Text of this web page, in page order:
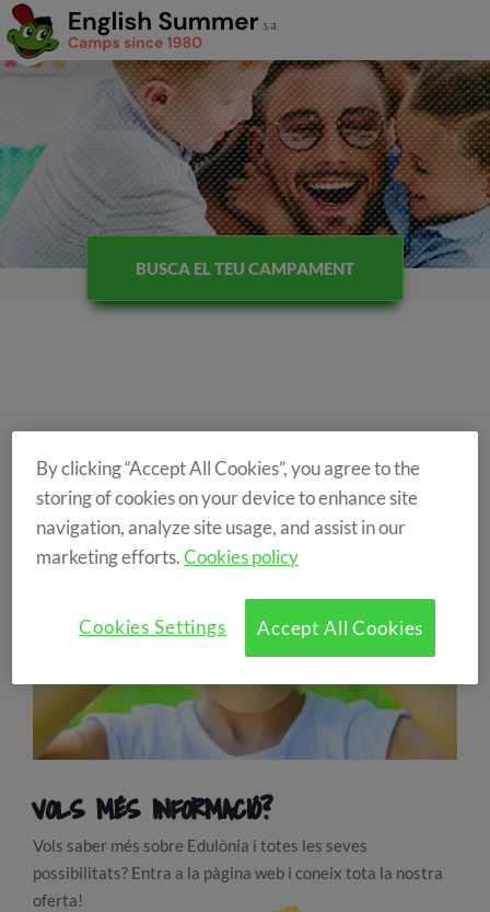
BUSCA EL TEU CAMPAMENT
VOLS MÉS INFORMACIÓ?
Vols saber més sobre Edulònia i totes les seves
possibilitats? Entra a la pàgina web i coneix tota la nostra
oferta!
By clicking “Accept All Cookies”, you agree to the
storing of cookies on your device to enhance site
navigation, analyze site usage, and assist in our
marketing efforts.Cookies policy
Accept All Cookies
Cookies Settings